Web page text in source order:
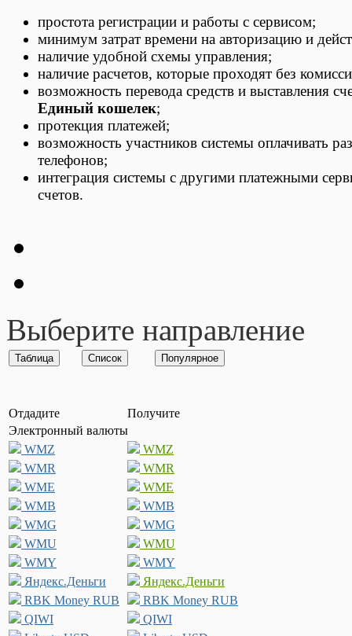
простота регистрации и работы с сервисом;
минимум затрат времени на авторизацию и
наличие удобной схемы управления;
наличие расчетов, которые проходят без
возможность перевода средств и выставления
Единый кошелек;
протекция платежей;
возможность участников системы оплачивать
телефонов;
интеграция системы с другими платежными
счетов.
Выберите направление
Отдадите
Получите
Электронный валюты
WMZ
WMZ
WMR
WMR
WME
WME
WMB
WMB
WMG
WMG
WMU
WMU
WMY
WMY
Яндекс.Деньги
Яндекс.Деньги
RBK Money RUB
RBK Money RUB
QIWI
QIWI